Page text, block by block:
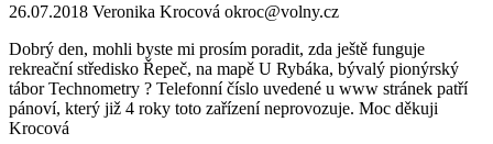
26.07.2018 Veronika Krocová okroc@volny.cz
Dobrý den, mohli byste mi prosím poradit, zda ještě funguje
rekreační středisko Řepeč, na mapě U Rybáka, bývalý pionýrský
tábor Technometry ? Telefonní číslo uvedené u www stránek patří
pánoví, který již 4 roky toto zařízení neprovozuje. Moc děkuji
Krocová